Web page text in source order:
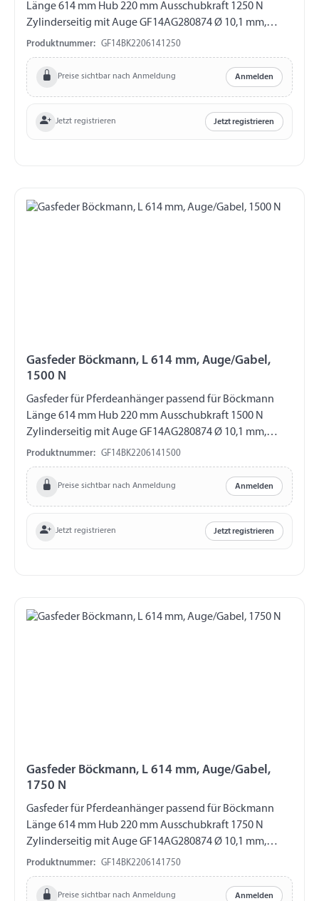
Länge 614 mm Hub 220 mm Ausschubkraft 1250 N
Zylinderseitig mit Auge GF14AG280874 Ø 10,1 mm,
Länge 16 mm, M8 Kolbenstangenseitig mit Gabel
GF14GK212759 Länge 40 mm, M10, ohne ES-Bolzen
Produktnummer: GF14BK2206141250
Preise sichtbar nach Anmeldung Anmelden
Jetzt registrieren Jetzt registrieren
Gasfeder Böckmann, L 614 mm, Auge/Gabel,
1500 N
Gasfeder für Pferdeanhänger passend für Böckmann
Länge 614 mm Hub 220 mm Ausschubkraft 1500 N
Zylinderseitig mit Auge GF14AG280874 Ø 10,1 mm,
Länge 16 mm, M8 Kolbenstangenseitig mit Gabel
GF14GK212759 Länge 40 mm, M10, ohne ES-Bolzen
Produktnummer: GF14BK2206141500
Preise sichtbar nach Anmeldung Anmelden
Jetzt registrieren Jetzt registrieren
Gasfeder Böckmann, L 614 mm, Auge/Gabel,
1750 N
Gasfeder für Pferdeanhänger passend für Böckmann
Länge 614 mm Hub 220 mm Ausschubkraft 1750 N
Zylinderseitig mit Auge GF14AG280874 Ø 10,1 mm,
Länge 16 mm, M8 Kolbenstangenseitig mit Gabel
GF14GK212759 Länge 40 mm, M10, ohne ES-Bolzen
Produktnummer: GF14BK2206141750
Preise sichtbar nach Anmeldung Anmelden